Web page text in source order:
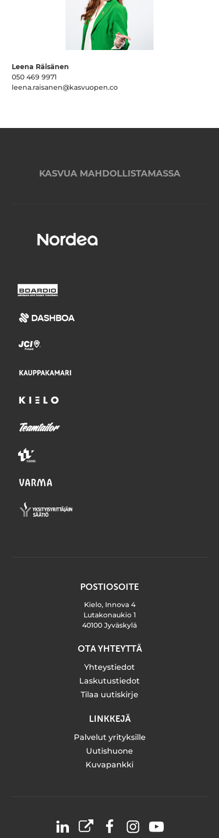
Leena Räisänen
050 469 9971
leena.raisanen@kasvuopen.co
KASVUA MAHDOLLISTAMASSA
POSTIOSOITE
Kielo, Innova 4
Lutakonaukio 1
40100 Jyväskylä
OTA YHTEYTTÄ
Yhteystiedot
Laskutustiedot
Tilaa uutiskirje
LINKKEJÄ
Palvelut yrityksille
Uutishuone
Kuvapankki
LinkedIn
X FacebookInstagramYouTube